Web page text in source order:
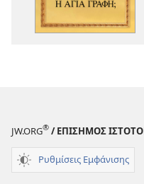
JW.ORG® / ΕΠΙΣΗΜΟΣ
Ρυθμίσεις Εμφάνισης